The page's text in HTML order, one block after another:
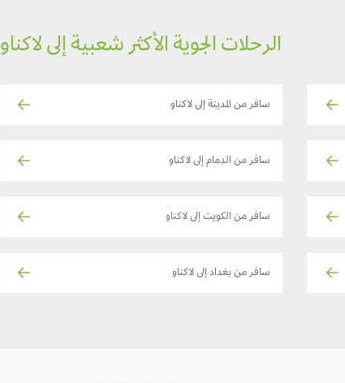
الرحلات الجوية الأكثر شعبية إلى لاكناو
سافر من المدينة إلى لاكناو
سافر من الدمام إلى لاكناو
سافر من الكويت إلى لاكناو
سافر من بغداد إلى لاكناو